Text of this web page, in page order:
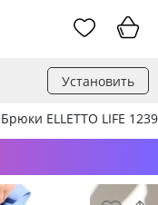
Установить
Брюки ELLETTO LIFE